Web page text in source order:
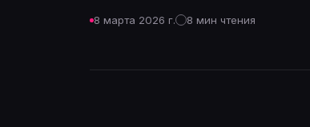
8 марта 2026 г. 8 мин чтения